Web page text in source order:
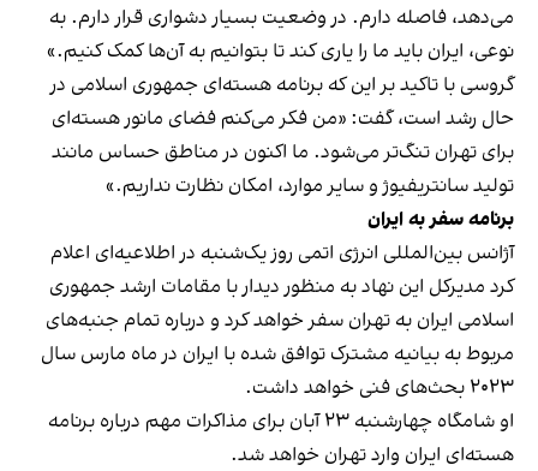
می‌دهد، فاصله دارم. در وضعیت بسیار دشواری قرار دارم. به
نوعی، ایران باید ما را یاری کند تا بتوانیم به آن‌ها کمک کنیم.»
گروسی با تاکید بر این که برنامه هسته‌ای جمهوری اسلامی در
حال رشد است، گفت: «من فکر می‌کنم فضای مانور هسته‌ای
برای تهران تنگ‌تر می‌شود. ما اکنون در مناطق حساس مانند
تولید سانتریفیوژ و سایر موارد، امکان نظارت نداریم.»
برنامه سفر به ایران
آژانس بین‌المللی انرژی اتمی روز یک‌شنبه در اطلاعیه‌ای اعلام
کرد مدیرکل این نهاد به منظور دیدار با مقامات ارشد جمهوری
اسلامی ایران به تهران سفر خواهد کرد و درباره تمام جنبه‌های
مربوط به بیانیه مشترک توافق شده با ایران در ماه مارس سال
۲۰۲۳ بحث‌های فنی خواهد داشت.
او شامگاه چهارشنبه ۲۳ آبان برای مذاکرات مهم درباره برنامه
هسته‌ای ایران وارد تهران خواهد شد.